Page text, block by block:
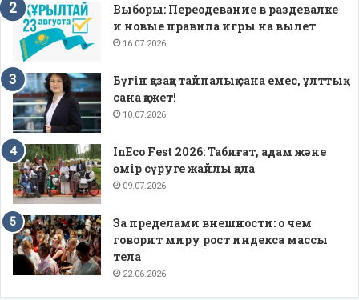
Выборы: Переодевание в раздевалке
и новые правила игры на вылет
16.07.2026
Бүгін қазаққа тайпалық сана емес, ұлттық
сана қажет!
10.07.2026
InEco Fest 2026: Табиғат, адам және
өмір сүруге жайлы қала
09.07.2026
За пределами внешности: о чем
говорит миру рост индекса массы
тела
22.06.2026